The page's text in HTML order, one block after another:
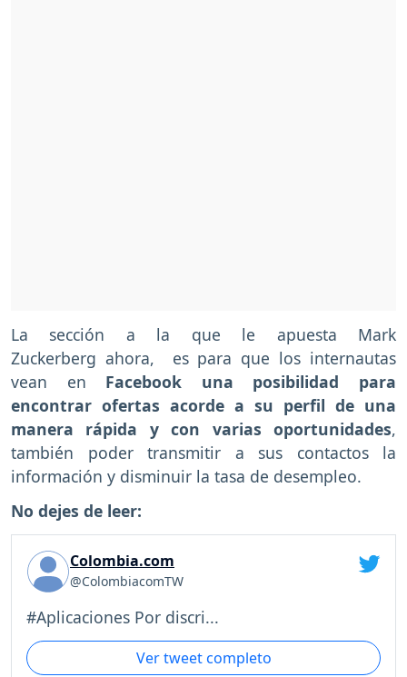
La sección a la que le apuesta Mark
Zuckerberg ahora, es para que los internautas
vean en Facebook una posibilidad para
encontrar ofertas acorde a su perfil de una
manera rápida y con varias oportunidades,
también poder transmitir a sus contactos la
información y disminuir la tasa de desempleo.
No dejes de leer:
Colombia.com
@ColombiacomTW
#Aplicaciones Por discri...
Ver tweet completo